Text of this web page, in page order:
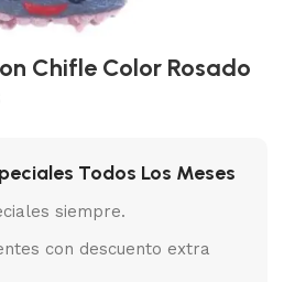
Chifle Color Rosado
Todos Los Meses
siempre.
con descuento extra